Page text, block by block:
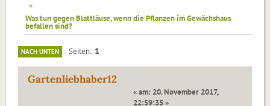
»
Was tun gegen Blattläuse, wenn die Pflanzen im Gewächshaus
befallen sind?
NACH UNTEN Seiten 1
Gartenliebhaber12
« am: 20. November 2017,
22:59:35 »